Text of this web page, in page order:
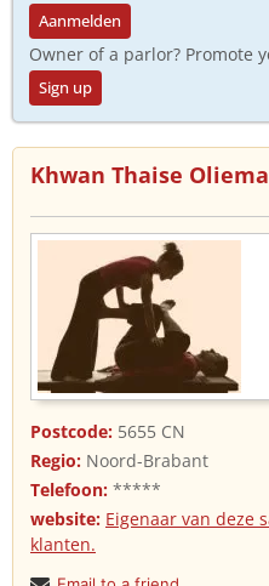
Aanmelden
Owner of a parlor? Promote
Sign up
Khwan Thaise
Postcode: 5655 CN
Regio: Noord-Brabant
Telefoon: *****
website: Eigenaar van deze
klanten.